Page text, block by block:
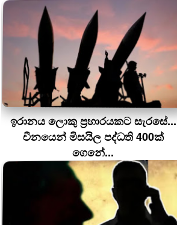
ඉරානය ලොකු ප‍්‍රහාරයකට සැරසේ...
චීනයෙන් මිසයිල පද්ධති 400ක්
ගෙනේ...